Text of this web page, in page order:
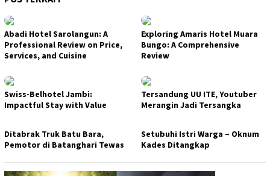
Abadi Hotel Sarolangun: A
Professional Review on Price,
Services, and Cuisine
Exploring Amaris Hotel Muara
Bungo: A Comprehensive
Review
Swiss-Belhotel Jambi:
Impactful Stay with Value
Tersandung UU ITE, Youtuber
Merangin Jadi Tersangka
Ditabrak Truk Batu Bara,
Pemotor di Batanghari Tewas
Setubuhi Istri Warga – Oknum
Kades Ditangkap